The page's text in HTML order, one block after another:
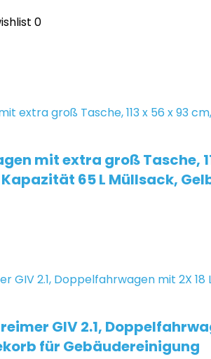
0
mit extra groß Tasche,
65 L Müllsack,
GIV 2.1,
für Gebäudereinigung